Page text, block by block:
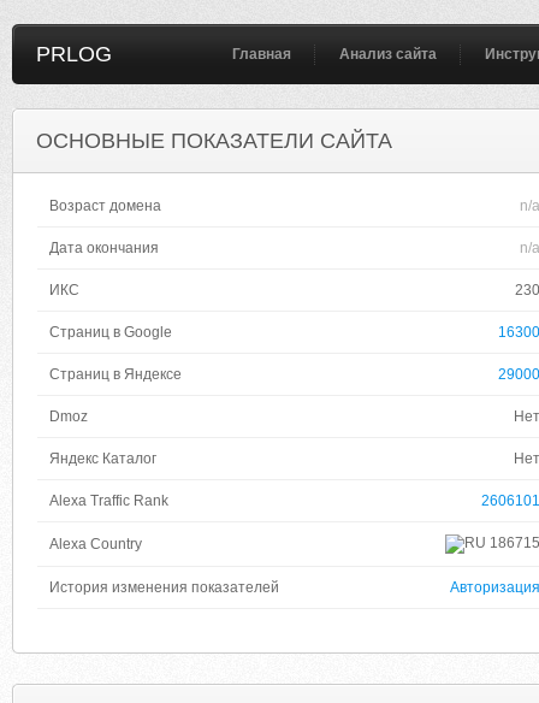
PRLOG Главная Анализ сайта
ОСНОВНЫЕ ПОКАЗАТЕЛИ САЙТА
Возраст домена n/a
Дата окончания n/a
ИКС 230
Страниц в Google 16300
Страниц в Яндексе 29000
Dmoz Нет
Яндекс Каталог Нет
Alexa Traffic Rank 2606101
Alexa Country 186715
История изменения показателей Авторизация